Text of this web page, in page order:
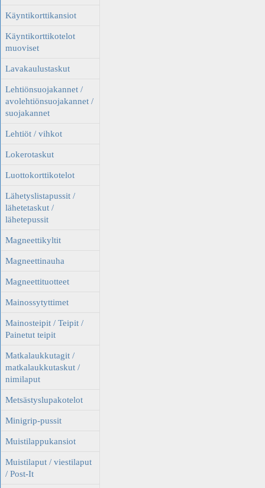
Käyntikorttikansiot
Käyntikorttikotelot
muoviset
Lavakaulustaskut
Lehtiönsuojakannet /
avolehtiönsuojakannet /
suojakannet
Lehtiöt / vihkot
Lokerotaskut
Luottokorttikotelot
Lähetyslistapussit /
lähetetaskut /
lähetepussit
Magneettikyltit
Magneettinauha
Magneettituotteet
Mainossytyttimet
Mainosteipit / Teipit /
Painetut teipit
Matkalaukkutagit /
matkalaukkutaskut /
nimilaput
Metsästyslupakotelot
Minigrip-pussit
Muistilappukansiot
Muistilaput / viestilaput
/ Post-It